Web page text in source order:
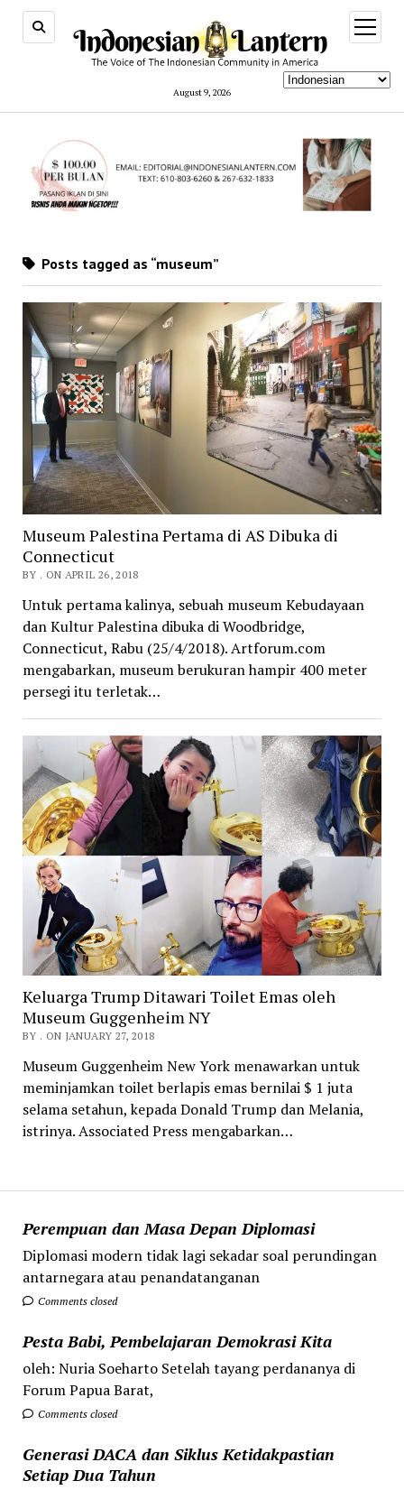
August 9, 2026
open
menu
Perempuan dan Masa Depan Diplomasi
Diplomasi modern tidak lagi sekadar soal perundingan
antarnegara atau penandatanganan
Comments closed
Pesta Babi, Pembelajaran Demokrasi Kita
oleh: Nuria Soeharto Setelah tayang perdananya di
Forum Papua Barat,
Comments closed
Generasi DACA dan Siklus Ketidakpastian
Setiap Dua Tahun
Posts tagged as “museum”
Museum Palestina Pertama di AS Dibuka di
Connecticut
BY . ON APRIL 26, 2018
Untuk pertama kalinya, sebuah museum Kebudayaan
dan Kultur Palestina dibuka di Woodbridge,
Connecticut, Rabu (25/4/2018). Artforum.com
mengabarkan, museum berukuran hampir 400 meter
persegi itu terletak…
Keluarga Trump Ditawari Toilet Emas oleh
Museum Guggenheim NY
BY . ON JANUARY 27, 2018
Museum Guggenheim New York menawarkan untuk
meminjamkan toilet berlapis emas bernilai $ 1 juta
selama setahun, kepada Donald Trump dan Melania,
istrinya. Associated Press mengabarkan…